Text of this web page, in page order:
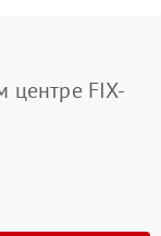
центре FIX-